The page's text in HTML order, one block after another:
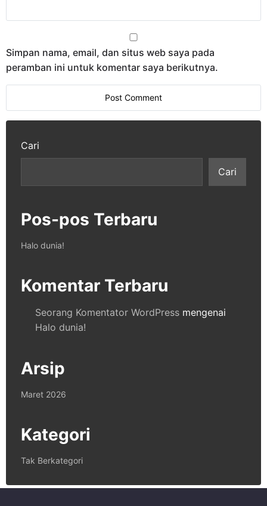
Simpan nama, email, dan situs web saya pada
peramban ini untuk komentar saya berikutnya.
Cari
Cari
Pos-pos Terbaru
Halo dunia!
Komentar Terbaru
Seorang Komentator WordPress mengenai
Halo dunia!
Arsip
Maret 2026
Kategori
Tak Berkategori